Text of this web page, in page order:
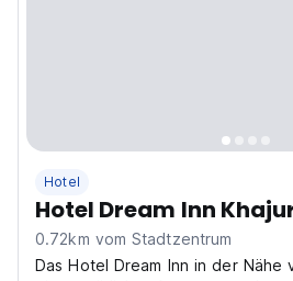
Hotel
Hotel Dream Inn
0.72km vom Stadtzentrum
Das Hotel Dream Inn in der Nähe